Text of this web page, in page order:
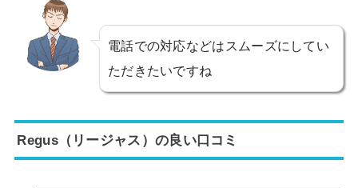
電話での対応などはスムーズにしてい
ただきたいですね
Regus（リージャス）の良い口コミ